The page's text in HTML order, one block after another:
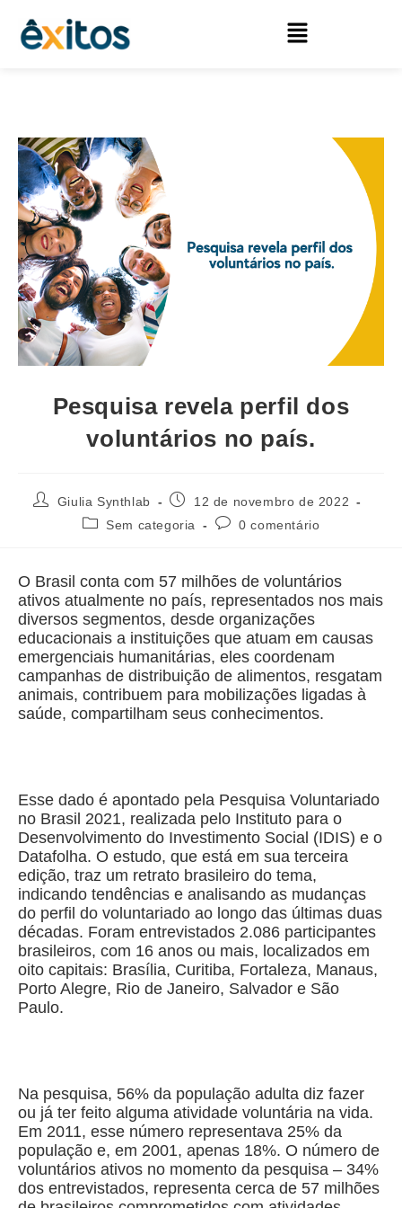
Pesquisa revela perfil dos
voluntários no país.
Giulia Synthlab
12 de novembro de 2022
Sem categoria
0 comentário
O Brasil conta com 57 milhões de voluntários
ativos atualmente no país, representados nos mais
diversos segmentos, desde organizações
educacionais a instituições que atuam em causas
emergenciais humanitárias, eles coordenam
campanhas de distribuição de alimentos, resgatam
animais, contribuem para mobilizações ligadas à
saúde, compartilham seus conhecimentos.
Esse dado é apontado pela Pesquisa Voluntariado
no Brasil 2021, realizada pelo Instituto para o
Desenvolvimento do Investimento Social (IDIS) e o
Datafolha. O estudo, que está em sua terceira
edição, traz um retrato brasileiro do tema,
indicando tendências e analisando as mudanças
do perfil do voluntariado ao longo das últimas duas
décadas. Foram entrevistados 2.086 participantes
brasileiros, com 16 anos ou mais, localizados em
oito capitais: Brasília, Curitiba, Fortaleza, Manaus,
Porto Alegre, Rio de Janeiro, Salvador e São
Paulo.
Na pesquisa, 56% da população adulta diz fazer
ou já ter feito alguma atividade voluntária na vida.
Em 2011, esse número representava 25% da
população e, em 2001, apenas 18%. O número de
voluntários ativos no momento da pesquisa – 34%
dos entrevistados, representa cerca de 57 milhões